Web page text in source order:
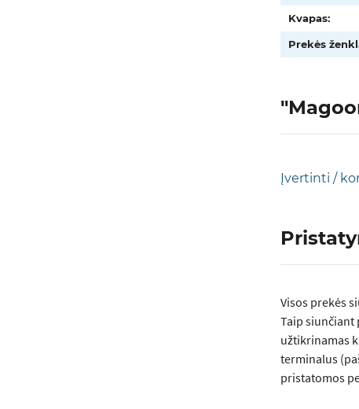
Kvapas:
Prekės
Įvertinti /
Visos prеkės
Taip siunčiant
užtikrinamas
terminalus
pristatomos